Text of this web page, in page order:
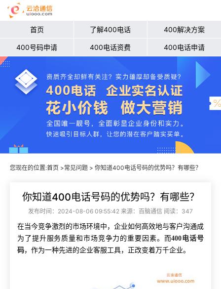
首页 了解400电话 400解决方案
400号码申请 400电话资费 400电话申请
您现在的位置:首页 >常见问题 > 你知道400电话号码的优势吗？有哪些？
你知道400电话号码的优势吗？有哪些？
发布时间：2024-08-06 09:55:42 来源：百脑通信 阅读：347
在当今竞争激烈的市场环境中，企业如何高效地与客户沟通成
为了提升服务质量和市场竞争力的重要因素。而400电话号
码，作为一种先进的企业客服工具，正改变着万千企业。